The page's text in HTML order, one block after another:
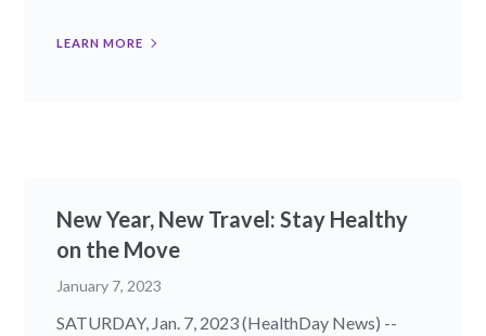
LEARN MORE
New Year, New Travel: Stay Healthy
on the Move
January 7, 2023
SATURDAY, Jan. 7, 2023 (HealthDay News) --